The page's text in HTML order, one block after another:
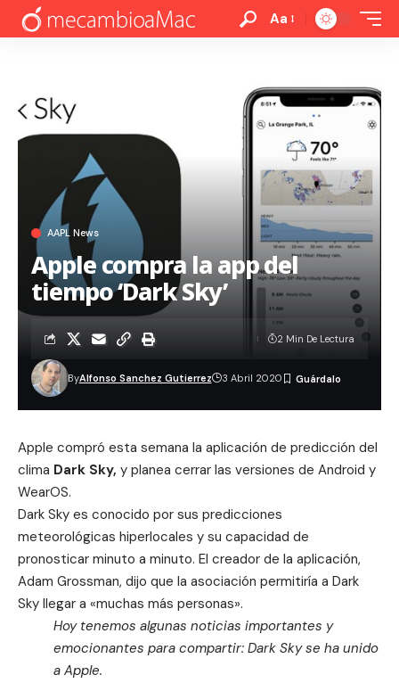
Aa
AAPL News
Apple compra la app del
tiempo ‘Dark Sky’
ByAlfonso Sanchez Gutierrez 3 Abril 2020
2 Min De Lectura
Apple compró esta semana la aplicación de predicción del
clima Dark Sky, y planea cerrar las versiones de Android y
WearOS.
Dark Sky es conocido por sus predicciones
meteorológicas hiperlocales y su capacidad de
pronosticar minuto a minuto. El creador de la aplicación,
Adam Grossman, dijo que la asociación permitiría a Dark
Sky llegar a «muchas más personas».
Hoy tenemos algunas noticias importantes y
emocionantes para compartir: Dark Sky se ha unido
a Apple.